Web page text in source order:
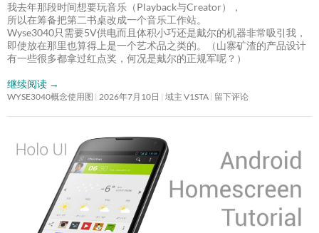
我去年那段时间想要玩音乐（Playback与Creator），
所以在筹备把第二书桌改成一个音乐工作站。
Wyse3040只需要5V供电而且体积小巧还是戴尔的机器非常吸引我，
即使放在那里也算得上是一个艺术品之类的。（山寨矿渣的产品设计
有一些很多都拿过红点奖，何况是戴尔的正规军呢？）
继续阅读 →
WYSE3040概念使用图 2026年7月10日 域主 V1STA 留下评论